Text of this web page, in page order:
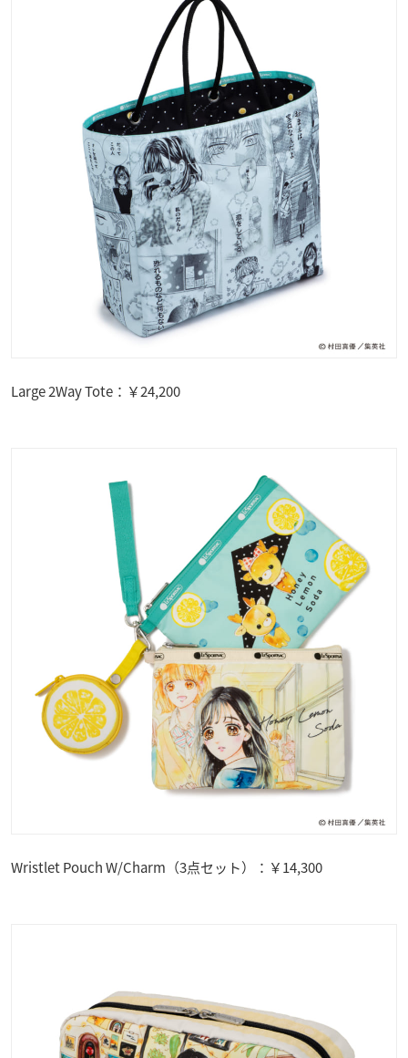
Large 2Way Tote：￥24,200
Wristlet Pouch W/Charm（3点セット）：￥14,300